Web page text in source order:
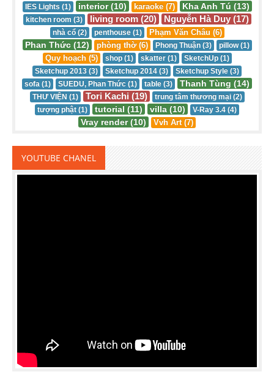
IES Lights (1) interior (10) karaoke (7) Kha Anh Tú (13)
kitchen room (3) living room (20) Nguyễn Hà Duy (17)
nhà cổ (2) penthouse (1) Phạm Văn Châu (6)
Phan Thức (12) phòng thờ (6) Phong Thuận (3) pillow (1)
Quy hoạch (5) shop (1) skatter (1)
SketchUp (1)
Sketchup 2013 (3)
Sketchup 2014 (3)
Sketchup Style (3)
sofa (1)
SUEDU, Phan Thức (1) table (3) Thanh Tùng (14)
THƯ VIỆN (1) Tori Kachi (19)
trung tâm thương mại (2)
tượng phật (1)
tutorial (11) villa (10) V-Ray 3.4 (4)
Vray render (10) Vvh Art (7)
YOUTUBE CHANEL